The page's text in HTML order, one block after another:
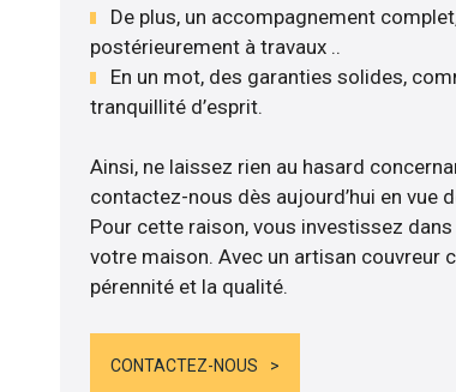
De plus, un accompagnement
postérieurement à travaux ..
En un mot, des garanties solides,
tranquillité d’esprit.
Ainsi, ne laissez rien au hasard
contactez-nous dès aujourd’hui en vue
Pour cette raison, vous investissez
votre maison. Avec un artisan couvreur
pérennité et la qualité.
CONTACTEZ-NOUS